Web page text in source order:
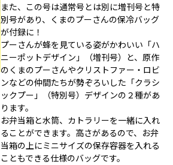
また、この号は通常号とは別に増刊号と特
別号があり、くまのプーさんの保冷バッグ
が付録に！
プーさんが蜂を見ている姿がかわいい「ハ
ニーポットデザイン」（増刊号）と、原作
のくまのプーさんやクリストファー・ロビ
ンなどの仲間たちが勢ぞろいした「クラシ
ックプー」（特別号）デザインの２種があ
ります。
お弁当箱と水筒、カトラリーを一緒に入れ
ることができます。高さがあるので、お弁
当箱の上にミニサイズの保存容器を入れる
こともできる仕様のバッグです。